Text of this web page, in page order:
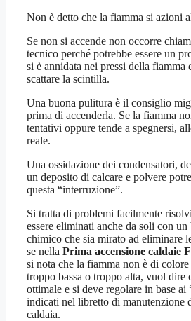
Non è detto che la fiamma si azioni
Se non si accende non occorre
tecnico perché potrebbe essere un
si è annidata nei pressi della fiamma
scattare la scintilla.
Una buona pulitura è il consiglio
prima di accenderla. Se la fiamma
tentativi oppure tende a spegnersi,
reale.
Una ossidazione dei condensatori,
un deposito di calcare e polvere
questa “interruzione”.
Si tratta di problemi facilmente
essere eliminati anche da soli con
chimico che sia mirato ad eliminare
se nella Prima accensione caldaie
si nota che la fiamma non è di
troppo bassa o troppo alta, vuol dire
ottimale e si deve regolare in base ai
indicati nel libretto di manutenzione
caldaia.